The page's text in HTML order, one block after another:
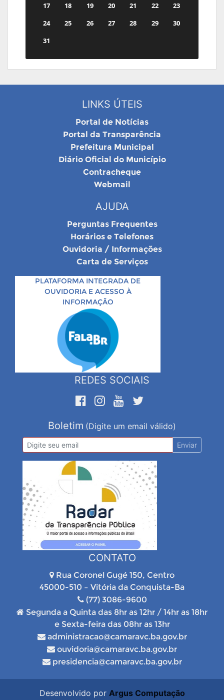
17
18 19 20 21 22
23
24
25 26 27 28 29
30
31
LINKS ÚTEIS
Portal de Notícias
Portal da Transparência
Prefeitura Municipal
Diário Oficial do Município
Contracheque
Webmail
AJUDA
Perguntas Frequentes
Horários e Telefones
Ouvidoria / Informações
Carta de Serviços
PLATAFORMA INTEGRADA DE
OUVIDORIA E ACESSO À
INFORMAÇÃO
REDES SOCIAIS
Boletim (Digite um email válido)
Enviar
CONTATO
Rua Coronel Gugé 150, Centro
45000-510 – Vitória da Conquista-Ba
(77) 3086-9600
Segunda a Quinta das 8hr as 12hr / 14hr as 18hr
e Sexta-feira das 08hr as 13hr
administracao@camaravc.ba.gov.br
ouvidoria@camaravc.ba.gov.br
presidencia@camaravc.ba.gov.br
Desenvolvido por Argus Computação